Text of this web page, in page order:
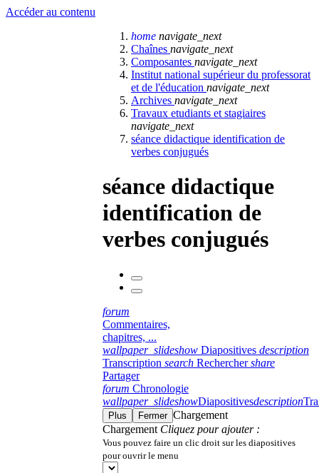
Accéder au contenu
home navigate_next
Chaînes navigate_next
Composantes navigate_next
Institut national supérieur du professorat
et de l'éducation navigate_next
Archives navigate_next
Travaux etudiants et stagiaires
navigate_next
séance didactique identification de
verbes conjugués
séance didactique
identification de
verbes conjugués
forum
Commentaires,
chapitres, ...
wallpaper_slideshow Diapositives description
Transcription search Rechercher share
Partager
forum Chronologie
wallpaper_slideshowDiapositivesdescription
Plus Fermer Chargement
Chargement Cliquez pour ajouter :
Vous pouvez faire un clic droit sur les diapositives
pour ouvrir le menu